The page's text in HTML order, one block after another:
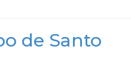
de Santo